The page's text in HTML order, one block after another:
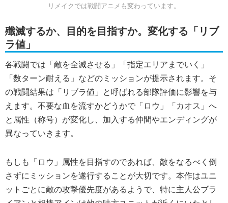
リメイクでは戦闘アニメも変わっています。
殲滅するか、目的を目指すか。変化する「リブ
ラ値」
各戦闘では「敵を全滅させる」「指定エリアまでいく」
「数ターン耐える」などのミッションが提示されます。そ
の戦闘結果は「リブラ値」と呼ばれる部隊評価に影響を与
えます。不要な血を流すかどうかで「ロウ」「カオス」へ
と属性（称号）が変化し、加入する仲間やエンディングが
異なっていきます。
もしも「ロウ」属性を目指すのであれば、敵をなるべく倒
さずにミッションを遂行することが大切です。本作はユニ
ットごとに敵の攻撃優先度があるようで、特に主人公ブラ